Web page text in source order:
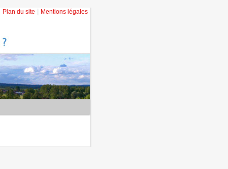
Plan du site Mentions légales